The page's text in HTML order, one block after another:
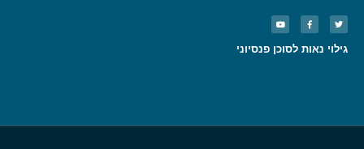
גילוי נאות לסוכן פנסיוני